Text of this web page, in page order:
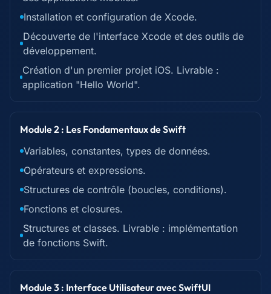
Installation et configuration de Xcode.
Découverte de l'interface Xcode et des outils de
développement.
Création d'un premier projet iOS. Livrable :
application "Hello World".
Module 2 : Les Fondamentaux de Swift
Variables, constantes, types de données.
Opérateurs et expressions.
Structures de contrôle (boucles, conditions).
Fonctions et closures.
Structures et classes. Livrable : implémentation
de fonctions Swift.
Module 3 : Interface Utilisateur avec SwiftUI